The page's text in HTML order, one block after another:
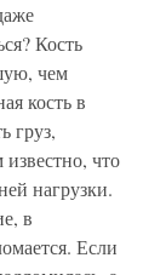
Кость
чем
кость в
груз,
что
нагрузки.
в
Если